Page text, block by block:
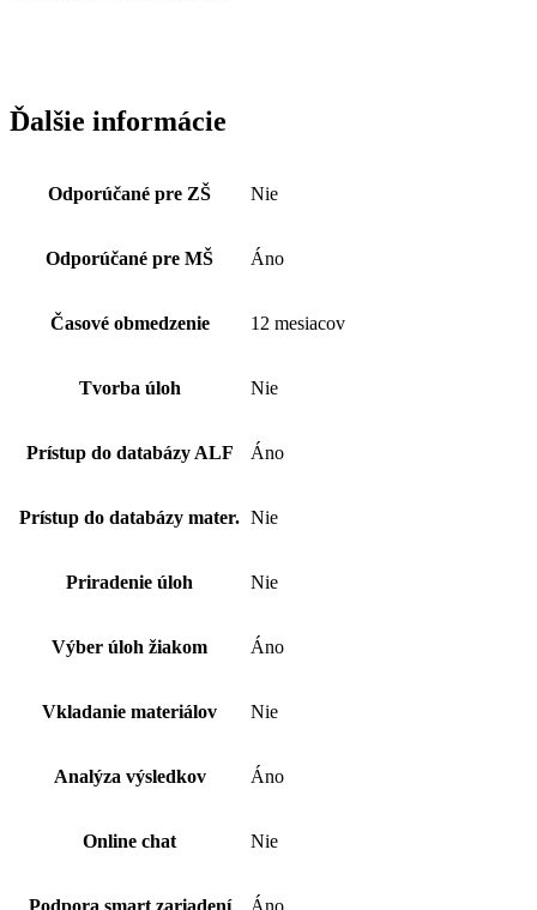
Ďalšie informácie
Odporúčané pre ZŠ Nie
Odporúčané pre MŠ Áno
Časové obmedzenie 12 mesiacov
Tvorba úloh Nie
Prístup do databázy ALF Áno
Prístup do databázy mater. Nie
Priradenie úloh Nie
Výber úloh žiakom Áno
Vkladanie materiálov Nie
Analýza výsledkov Áno
Online chat Nie